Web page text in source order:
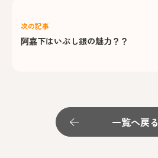
次の記事
阿嘉下はいぶし銀の魅力？？
一覧へ戻る